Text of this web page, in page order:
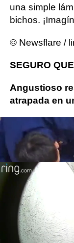
una simple
bichos.
© Newsflare /
SEGURO
Angustioso
atrapada en
VÍDEO:
sus vecinos,
Más sobre este
video